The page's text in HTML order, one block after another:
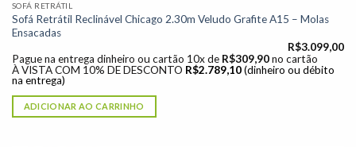
SOFÁ RETRÁTIL
Sofá Retrátil Reclinável Chicago 2.30m Veludo Grafite A15 – Molas
Ensacadas
R$3.099,00
Pague na entrega dinheiro ou cartão 10x de R$309,90 no cartão
À VISTA COM 10% DE DESCONTO R$2.789,10 (dinheiro ou débito
na entrega)
ADICIONAR AO CARRINHO